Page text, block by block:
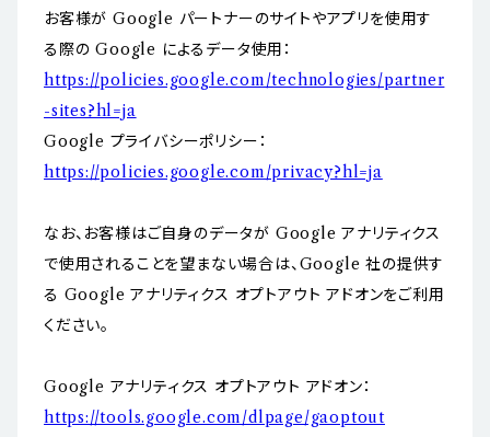
お客様が Google パートナーのサイトやアプリを使用す
る際の Google によるデータ使用：
https://policies.google.com/technologies/partner
-sites?hl=ja
Google プライバシーポリシー：
https://policies.google.com/privacy?hl=ja
なお、お客様はご自身のデータが Google アナリティクス
で使用されることを望まない場合は、Google 社の提供す
る Google アナリティクス オプトアウト アドオンをご利用
ください。
Google アナリティクス オプトアウト アドオン：
https://tools.google.com/dlpage/gaoptout